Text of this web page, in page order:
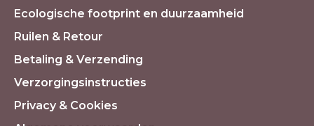
Ecologische footprint en duurzaamheid
Ruilen & Retour
Betaling & Verzending
Verzorgingsinstructies
Privacy & Cookies